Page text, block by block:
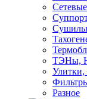
ТЭНы,
Улитки,
Разное